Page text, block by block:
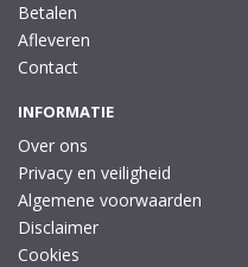
Betalen
Afleveren
Contact
INFORMATIE
Over ons
Privacy en veiligheid
Algemene voorwaarden
Disclaimer
Cookies